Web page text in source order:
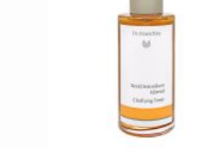
のレビューを書いて
クチコミを投稿する